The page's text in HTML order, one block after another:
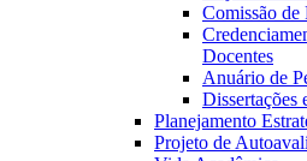
Comissão de
Docentes
Anuário de
Dissertações
Planejamento
Projeto de